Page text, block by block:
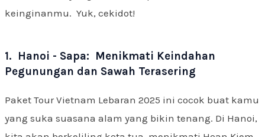
keinginanmu. Yuk, cekidot!
1. Hanoi - Sapa: Menikmati Keindahan
Pegunungan dan Sawah Terasering
Paket Tour Vietnam Lebaran 2025 ini cocok buat kamu
yang suka suasana alam yang bikin tenang. Di Hanoi,